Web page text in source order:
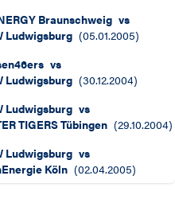
Braunschweig vs
Ludwigsburg (05.01.2005)
vs
Ludwigsburg (30.12.2004)
Ludwigsburg vs
TIGERS Tübingen (29.10.2004)
Ludwigsburg vs
Köln (02.04.2005)